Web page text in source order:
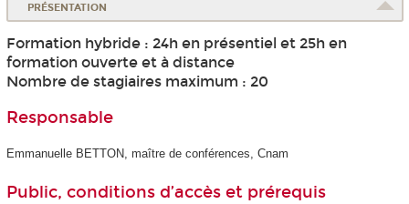
PRÉSENTATION
Formation hybride : 24h en présentiel et 25h en
formation ouverte et à distance
Nombre de stagiaires maximum : 20
Responsable
Emmanuelle BETTON, maître de conférences, Cnam
Public, conditions d’accès et prérequis